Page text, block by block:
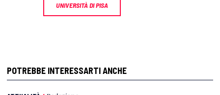
UNIVERSITÀ DI PISA
POTREBBE INTERESSARTI ANCHE